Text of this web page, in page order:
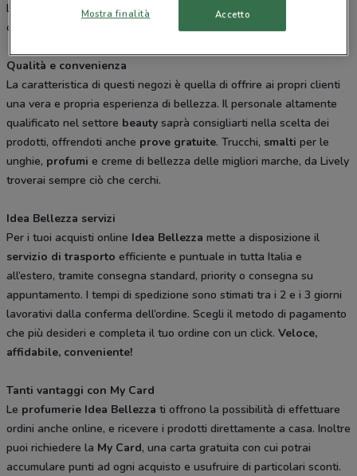
Lazio e Puglia. Troverai tutti i prodotti delle migliori marche
cosmetiche per la cura del viso e il benessere del corpo.
Qualità e convenienza
La caratteristica di questi negozi è quella di offrire ai propri clienti
una vera e propria esperienza di bellezza. Il personale altamente
qualificato nel settore beauty saprà consigliarti nella scelta dei
prodotti, offrendoti anche prove gratuite. Trucchi, smalti per le
unghie, profumi e creme di bellezza delle migliori marche, da Lively
troverai sempre ciò che cerchi.
Idea Bellezza servizi
Per i tuoi acquisti online Idea Bellezza mette a disposizione il
servizio di trasporto efficiente e puntuale in tutta Italia e
all’estero, tramite consegna standard, priority o consegna su
appuntamento. I tempi di spedizione sono stimati tra i 2 e i 3 giorni
lavorativi dalla conferma dell’ordine. Scegli il metodo di pagamento
che più desideri e completa il tuo ordine con un click. Veloce,
affidabile, conveniente!
Tanti vantaggi con My Card
Le profumerie Idea Bellezza ti offrono la possibilità di effettuare
ordini anche online, e ricevere i prodotti direttamente a casa. Inoltre
puoi richiedere la My Card, una carta gratuita con cui potrai
accumulare punti ad ogni acquisto e usufruire di particolari sconti.
Mostra finalità Accetto